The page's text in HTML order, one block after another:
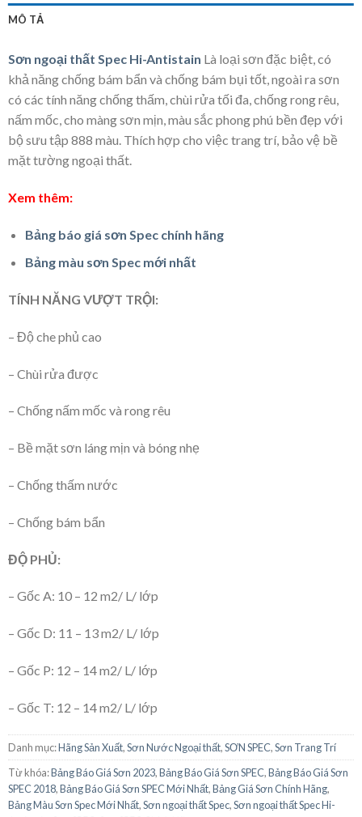
MÔ TẢ
Sơn ngoại thất Spec Hi-Antistain Là loại sơn đặc biệt, có
khả năng chống bám bẩn và chống bám bụi tốt, ngoài ra sơn
có các tính năng chống thấm, chùi rửa tối đa, chống rong rêu,
nấm mốc, cho màng sơn mịn, màu sắc phong phú bền đẹp với
bộ sưu tập 888 màu. Thích hợp cho việc trang trí, bảo vệ bề
mặt tường ngoại thất.
Xem thêm:
Bảng báo giá sơn Spec chính hãng
Bảng màu sơn Spec mới nhất
TÍNH NĂNG VƯỢT TRỘI:
– Độ che phủ cao
– Chùi rửa được
– Chống nấm mốc và rong rêu
– Bề mặt sơn láng mịn và bóng nhẹ
– Chống thấm nước
– Chống bám bẩn
ĐỘ PHỦ:
– Gốc A: 10 – 12 m2/ L/ lớp
– Gốc D: 11 – 13 m2/ L/ lớp
– Gốc P: 12 – 14 m2/ L/ lớp
– Gốc T: 12 – 14 m2/ L/ lớp
Danh mục:Hãng Sản Xuất,Sơn Nước Ngoại thất,SƠN SPEC,Sơn Trang Trí
Từ khóa:Bảng Báo Giá Sơn 2023,Bảng Báo Giá Sơn SPEC,Bảng Báo Giá Sơn
SPEC 2018,Bảng Báo Giá Sơn SPEC Mới Nhất,Bảng Giá Sơn Chính Hãng,
Bảng Màu Sơn Spec Mới Nhất,Sơn ngoại thất Spec,Sơn ngoại thất Spec Hi-